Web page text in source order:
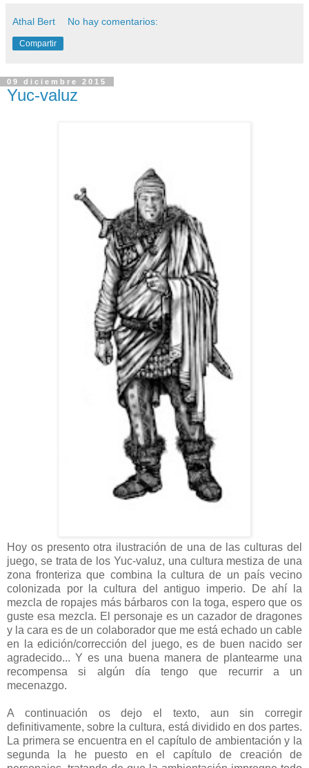
Athal Bert No hay comentarios:
Compartir
09 diciembre 2015
Yuc-valuz
Hoy os presento otra ilustración de una de las culturas del
juego, se trata de los Yuc-valuz, una cultura mestiza de una
zona fronteriza que combina la cultura de un país vecino
colonizada por la cultura del antiguo imperio. De ahí la
mezcla de ropajes más bárbaros con la toga, espero que os
guste esa mezcla. El personaje es un cazador de dragones
y la cara es de un colaborador que me está echado un cable
en la edición/corrección del juego, es de buen nacido ser
agradecido... Y es una buena manera de plantearme una
recompensa si algún día tengo que recurrir a un
mecenazgo.
A continuación os dejo el texto, aun sin corregir
definitivamente, sobre la cultura, está dividido en dos partes.
La primera se encuentra en el capítulo de ambientación y la
segunda la he puesto en el capítulo de creación de